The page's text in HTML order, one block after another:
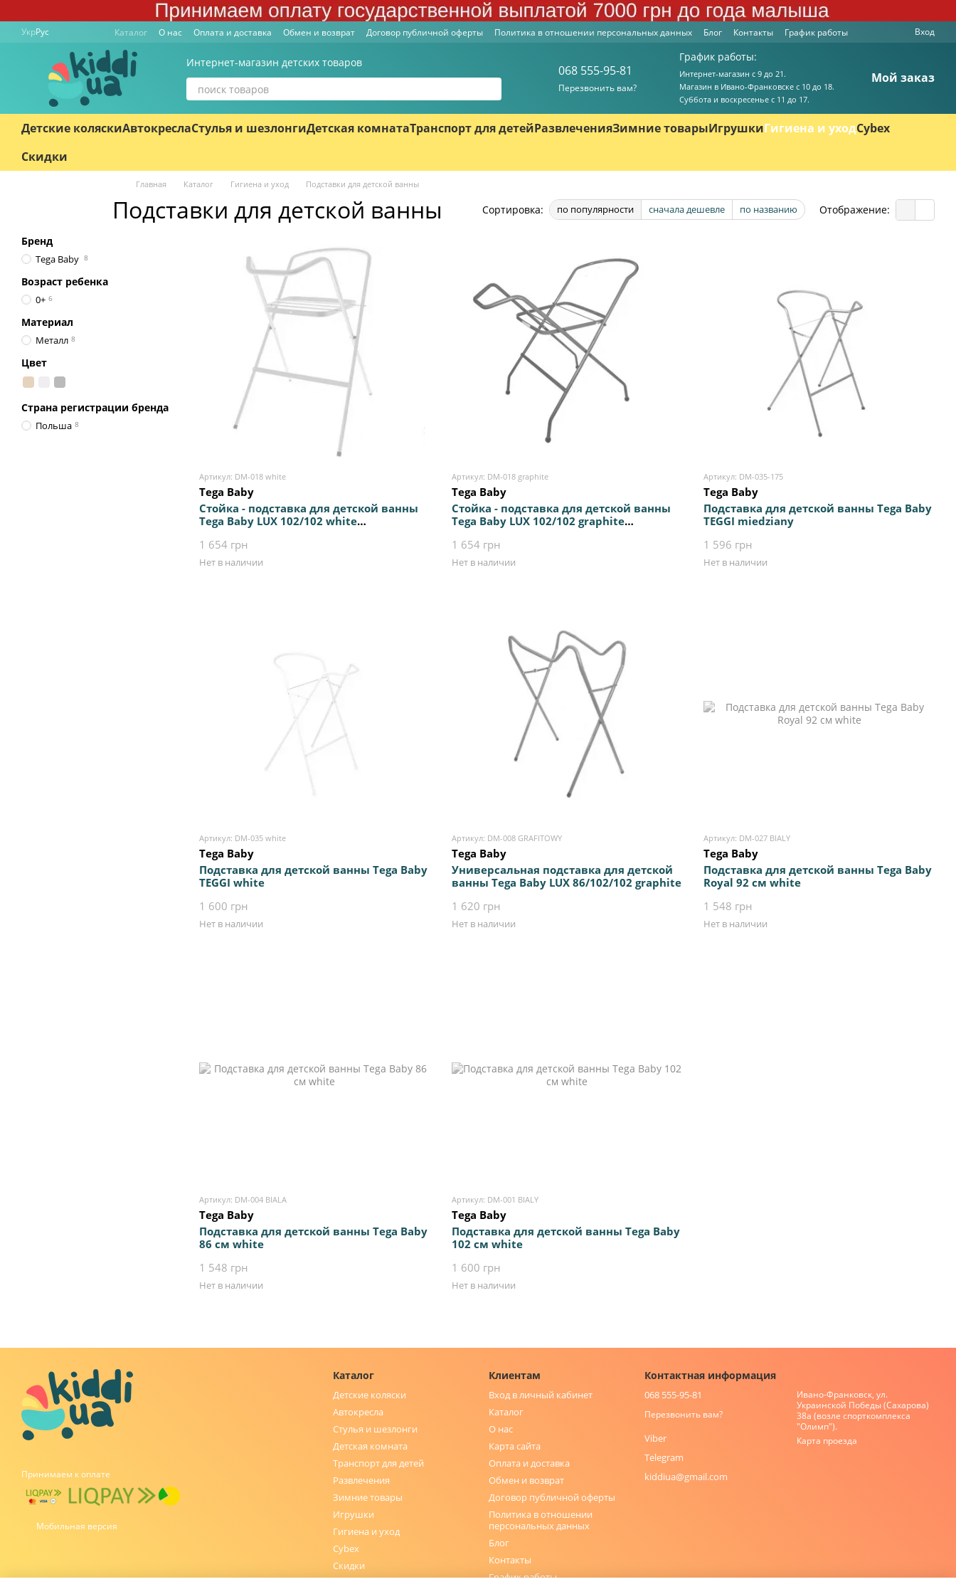
Перейти к основному контенту
УкрРус Каталог О нас Оплата и доставка Обмен и возврат Договор публичной оферты Политика в отношении персональных данных Блог Контакты График работы Вход
Интернет-магазин детских товаров
068 555-95-81
Перезвонить вам?
График работы:
Интернет-магазин с 9 до 21.
Магазин в Ивано-Франковске с 10 до 18.
Суббота и воскресенье с 11 до 17.
Мой заказ
Детские коляскиАвтокреслаСтулья и шезлонгиДетская комнатаТранспорт для детейРазвлеченияЗимние товарыИгрушкиГигиена и уходCybex
Скидки
Главная Каталог Гигиена и уход Подставки для детской ванны
Подставки для детской ванны Сортировка: по популярности сначала дешевле по названию Отображение:
Артикул: DM-018 white
Tega Baby
Стойка - подставка для детской ванны
Tega Baby LUX 102/102 white
ножками, прочная металлическая
конструкция
1 654 грн
Нет в наличии
Артикул: DM-018 graphite
Tega Baby
Стойка - подставка для детской ванны
Tega Baby LUX 102/102 graphite
ножками, прочная металлическая
конструкция
1 654 грн
Нет в наличии
Артикул: DM-035-175
Tega Baby
Подставка для детской ванны Tega Baby
TEGGI miedziany
1 596 грн
Нет в наличии
Артикул: DM-035 white
Tega Baby
Подставка для детской ванны Tega Baby
TEGGI white
1 600 грн
Нет в наличии
Артикул: DM-008 GRAFITOWY
Tega Baby
Универсальная подставка для детской
ванны Tega Baby LUX 86/102/102 graphite
1 620 грн
Нет в наличии
Артикул: DM-027 BIALY
Tega Baby
Подставка для детской ванны Tega Baby
Royal 92 см white
1 548 грн
Нет в наличии
Артикул: DM-004 BIALA
Tega Baby
Подставка для детской ванны Tega Baby
86 см white
1 548 грн
Нет в наличии
Артикул: DM-001 BIALY
Tega Baby
Подставка для детской ванны Tega Baby
102 см white
1 600 грн
Нет в наличии
Бренд
Tega Baby 8
Возраст ребенка
0+ 6
Материал
Металл 8
Цвет
Страна регистрации бренда
Польша 8
Принимаем к оплате
Мобильная версия
Каталог
Детские коляски
Автокресла
Стулья и шезлонги
Детская комната
Транспорт для детей
Развлечения
Зимние товары
Игрушки
Гигиена и уход
Cybex
Скидки
Клиентам
Вход в личный кабинет
Каталог
О нас
Карта сайта
Оплата и доставка
Обмен и возврат
Договор публичной оферты
Политика в отношении
персональных данных
Блог
Контакты
График работы
Контактная информация
068 555-95-81
Перезвонить вам?
Viber
Telegram
kiddiua@gmail.com
Ивано-Франковск, ул.
Украинской Победы (Сахарова)
38а (возле спорткомплекса
"Олимп").
Карта проезда